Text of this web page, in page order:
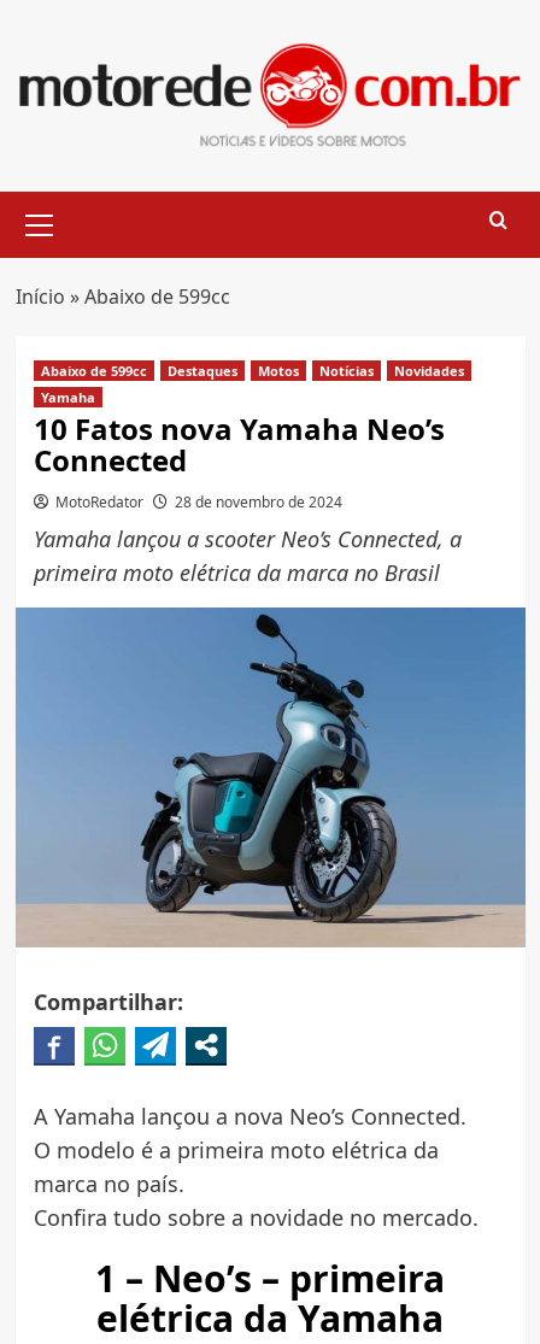
content
Menu
Início »Abaixo de 599cc
Abaixo de 599cc Destaques Motos Notícias
Novidades
Yamaha
10 Fatos nova Yamaha Neo’s
Connected
MotoRedator 28 de novembro de 2024
Yamaha lançou a scooter Neo’s Connected, a
primeira moto elétrica da marca no Brasil
Compartilhar:
A Yamaha lançou a nova Neo’s Connected.
O modelo é a primeira moto elétrica da
marca no país.
Confira tudo sobre a novidade no mercado.
1 – Neo’s – primeira
elétrica da Yamaha